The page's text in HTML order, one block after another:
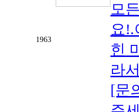
1963
모
요!.
힌
라
[문